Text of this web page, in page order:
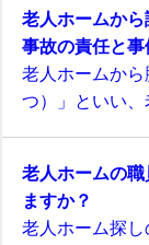
老人ホームか
事故の責任と事
老人ホームか
つ）」といい、
老人ホームの
ますか？
老人ホーム探